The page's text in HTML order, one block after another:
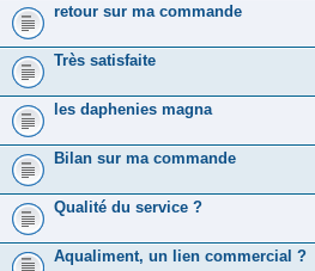
retour sur ma commande
Très satisfaite
les daphenies magna
Bilan sur ma commande
Qualité du service ?
Aqualiment, un lien commercial ?